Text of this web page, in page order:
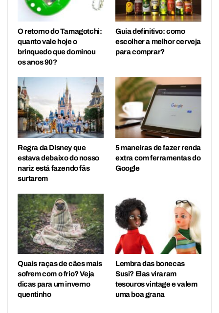
O retorno do Tamagotchi:
quanto vale hoje o
brinquedo que dominou
os anos 90?
Guia definitivo: como
escolher a melhor cerveja
para comprar?
Regra da Disney que
estava debaixo do nosso
nariz está fazendo fãs
surtarem
5 maneiras de fazer renda
extra com ferramentas do
Google
Quais raças de cães mais
sofrem com o frio? Veja
dicas para um inverno
quentinho
Lembra das bonecas
Susi? Elas viraram
tesouros vintage e valem
uma boa grana